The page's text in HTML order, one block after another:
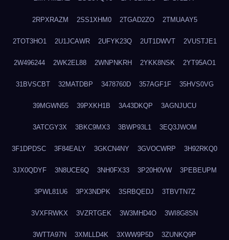
2RPXRAZM 2SS1XHM0 2TGAD2ZO 2TMUAAY5
2TOT3HO1 2U1JCAWR 2UFYK23Q 2UT1DWVT 2VUSTJE1
2W496244 2WK2EL88 2WNPNKRH 2YKK8NSK 2YT95AO1
31BVSCBT 32MATDBP 3478760D 357AGF1F 35HVS0VG
39MGWN55 39PXKH1B 3A43DKQP 3AGNJUCU
3ATCGY3X 3BKC9MX3 3BWP93L1 3EQ3JWOM
3F1DPDSC 3F84EALY 3GKCN4NY 3GVOCWRP 3H92RKQ0
3JX0QDYF 3N8UCE6Q 3NH0FX33 3P20H0VW 3PEBEUPM
3PWL81U6 3PX3NDPK 3SRBQEDJ 3TBVTN7Z
3VXFRWKX 3VZRTGEK 3W3MHD4O 3WI8G8SN
3WTTA97N 3XMLLD4K 3XWW9P5D 3ZUNKQ9P